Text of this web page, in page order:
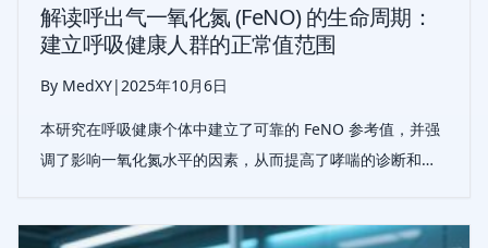
解读呼出气一氧化氮 (FeNO) 的生命周期：
建立呼吸健康人群的正常值范围
By MedXY|2025年10月6日
本研究在呼吸健康个体中建立了可靠的 FeNO 参考值，并强
调了影响一氧化氮水平的因素，从而提高了哮喘的诊断和管